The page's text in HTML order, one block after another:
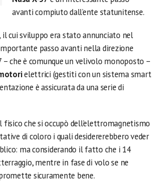
avanti compiuto dall’ente statunitense.
cui sviluppo era stato annunciato nel
passo avanti nella direzione
che è comunque un velivolo monoposto –
elettrici (gestiti con un sistema smart
è assicurata da una serie di
che si occupò dell’elettromagnetismo
di coloro i quali desidererebbero veder
ma considerando il fatto che i 14
mentre in fase di volo se ne
sicuramente bene.